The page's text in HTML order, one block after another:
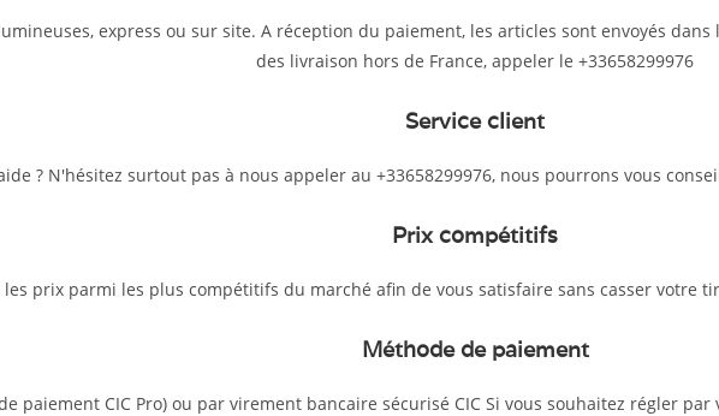
express ou sur site. A réception du paiement, les articles sont envoyés
des livraison hors de France, appeler le +33658299976
Service client
? N'hésitez surtout pas à nous appeler au +33658299976, nous pourrons vous
Prix compétitifs
prix parmi les plus compétitifs du marché afin de vous satisfaire sans casser votre
Méthode de paiement
paiement CIC Pro) ou par virement bancaire sécurisé CIC Si vous souhaitez régler